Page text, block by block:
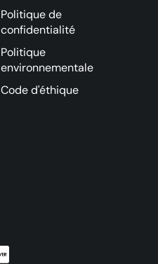
Politique de
confidentialité
Politique
environnementale
Code d'éthique